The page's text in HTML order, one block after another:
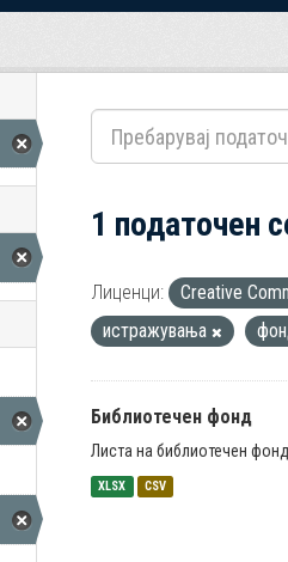
1 податочен
Лиценци: Creative
истражувања
Библиотечен фонд
Листа на библиотечен
XLSX CSV